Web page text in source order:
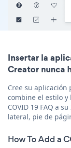
Insertar la
Creator nunca
Cree su aplicación
combine el estilo y
COVID 19 FAQ a
lateral, pie de
How To Add a